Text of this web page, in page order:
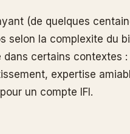
(de quelques
selon la complexite du
dans certains contextes
expertise
un compte IFI.